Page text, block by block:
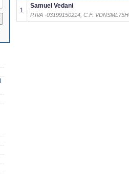
1
Samuel Vedani
P.IVA -03199150214, C.F.